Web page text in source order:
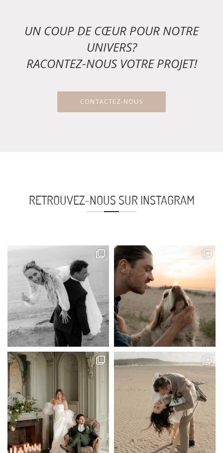
UN COUP DE CŒUR POUR NOTRE
UNIVERS?
RACONTEZ-NOUS VOTRE PROJET!
CONTACTEZ-NOUS
RETROUVEZ-NOUS SUR INSTAGRAM